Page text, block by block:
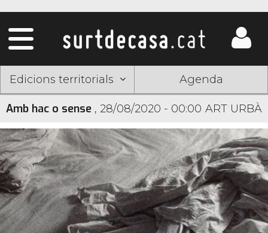
Edicions territorials Agenda
Amb hac o sense , 28/08/2020 - 00:00 ART URBÀ